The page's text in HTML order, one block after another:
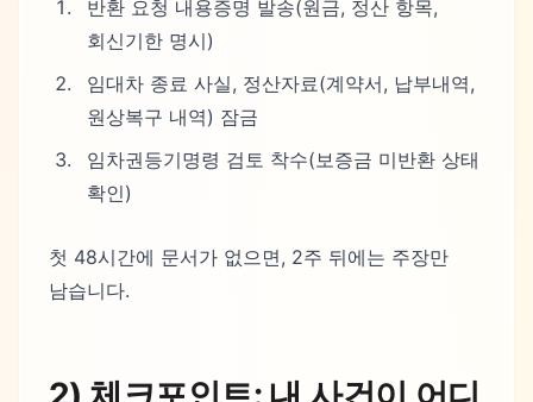
반환 요청 내용증명 발송(원금, 정산 항목,
회신기한 명시)
임대차 종료 사실, 정산자료(계약서, 납부내역,
원상복구 내역) 잠금
임차권등기명령 검토 착수(보증금 미반환 상태
확인)
첫 48시간에 문서가 없으면, 2주 뒤에는 주장만
남습니다.